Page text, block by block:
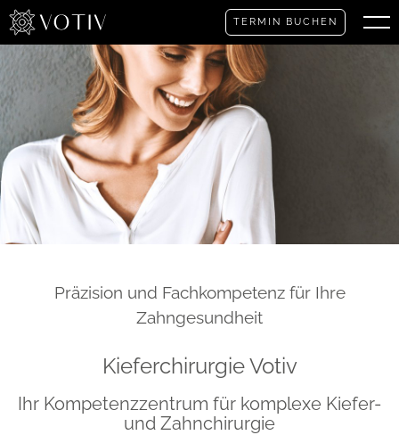
TERMIN BUCHEN
Präzision und Fachkompetenz für Ihre
Zahngesundheit
Kieferchirurgie Votiv
Ihr Kompetenzzentrum für komplexe Kiefer-
und Zahnchirurgie